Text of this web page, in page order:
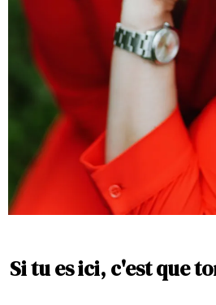
Si tu es ici, c'est que